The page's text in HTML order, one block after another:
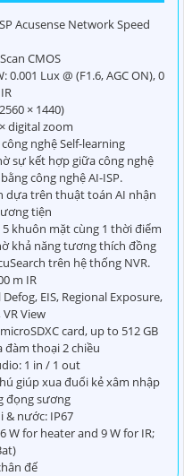
Acusense Network Speed
CMOS
0.001 Lux @ (F1.6, AGC ON), 0
× 1440)
digital zoom
nghệ Self-learning
sự kết hợp giữa công nghệ
công nghệ AI-ISP.
dựa trên thuật toán AI nhận
tiện
khuôn mặt cùng 1 thời điểm
khả năng tương thích đồng
trên hệ thống NVR.
m IR
EIS, Regional Exposure,
View
card, up to 512 GB
đàm thoại 2 chiều
1 in / 1 out
giúp xua đuổi kẻ xâm nhập
đọng sương
& nước: IP67
W for heater and 9 W for IR;
đế